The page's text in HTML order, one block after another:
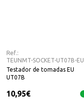
Ref.:
TEUNMT-SOCKET-UT07B-EU
Testador de tomadas EU
UT07B
10,95€